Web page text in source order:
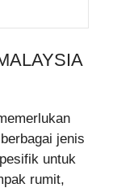
jenis
untuk
rumit,